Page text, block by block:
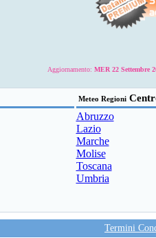
Aggiornamento: MER 22 Settembre
Meteo Regioni
Abruzzo
Lazio
Marche
Molise
Toscana
Umbria
Termini